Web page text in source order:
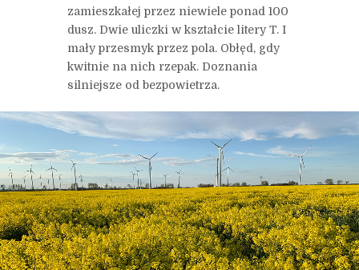
zamieszkałej przez niewiele ponad 100
dusz. Dwie uliczki w kształcie litery T. I
mały przesmyk przez pola. Obłęd, gdy
kwitnie na nich rzepak. Doznania
silniejsze od bezpowietrza.